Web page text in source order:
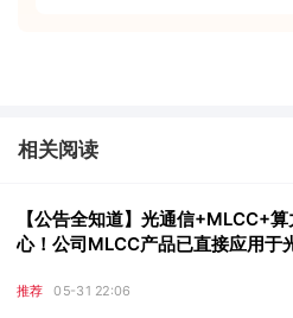
相关阅读
【公告全知道】光通信+MLCC+
心！公司MLCC产品已直接应用于
推荐 05-31 22:06